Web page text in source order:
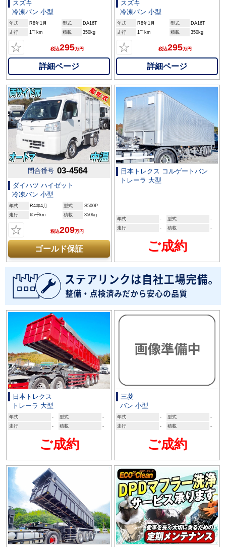
スズキ
冷凍バン 小型
年式 R8年1月 型式
DA16T
走行
1千km 積載 350kg
☆ 税込295万円
詳細ページ
スズキ
冷凍バン 小型
年式 R8年1月 型式
DA16T
走行
1千km 積載 350kg
☆ 税込295万円
詳細ページ
問合番号 03-4564
ダイハツ ハイゼット
冷凍バン 小型
年式 R4年4月 型式
S500P
走行
65千km 積載 350kg
☆ 税込209万円
ゴールド保証
日本トレクス コルゲートバン
トレーラ 大型
年式 - 型式
-
走行
- 積載 -
ご成約
日本トレクス
トレーラ 大型
年式 - 型式
-
走行
- 積載 -
ご成約
三菱
バン 小型
年式 - 型式
-
走行
- 積載 -
ご成約